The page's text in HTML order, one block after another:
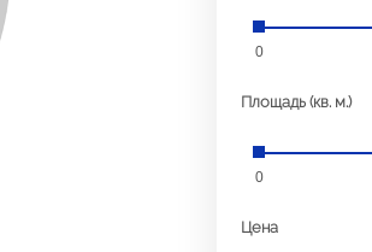
0
Площадь (кв. м.)
0
Цена